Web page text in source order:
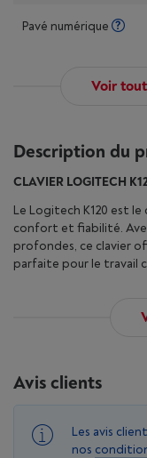
Pavé numérique
Voir
Description du
CLAVIER LOGITECH
Le Logitech K120 est
confort et fiabilité.
profondes, ce clavier
parfaite pour le travail
Avis clients
Les avis
nos